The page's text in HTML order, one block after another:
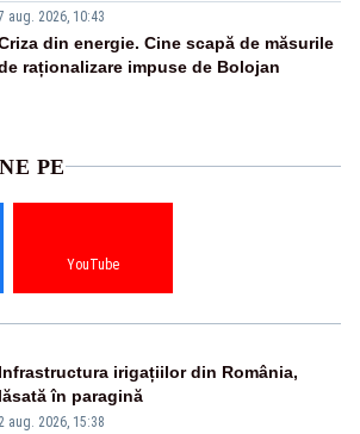
aug. 2026, 10:43
din energie. Cine scapă de măsurile
raționalizare impuse de Bolojan
PE
YouTube
Infrastructura irigațiilor din România,
lăsată în paragină
2 aug. 2026, 15:38